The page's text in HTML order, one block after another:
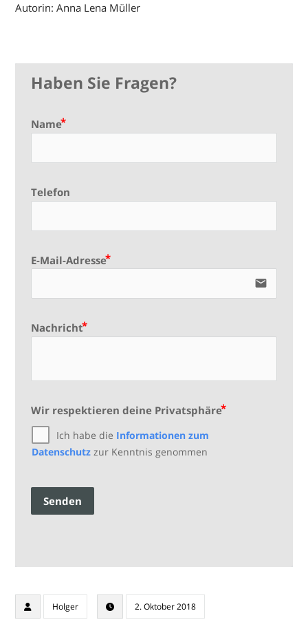
Autorin: Anna Lena Müller
Haben Sie Fragen?
Name
Telefon
E-Mail-Adresse
email
Nachricht
Wir respektieren deine Privatsphäre
Ich habe die Informationen zum
Datenschutzzur Kenntnis genommen
Senden
Holger 2. Oktober 2018